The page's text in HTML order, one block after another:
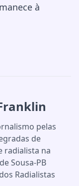
à
pelas
de
radialista na
Sousa-PB
Radialistas